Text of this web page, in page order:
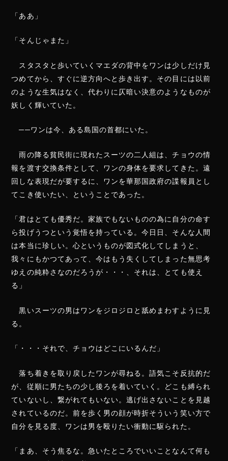
「ああ」
「そんじゃまた」
スタスタと歩いていくマエダの背中をワンは少しだけ見
つめてから、すぐに逆方向へと歩き出す。その目には以前
のような生気はなく、代わりに仄暗い決意のようなものが
妖しく輝いていた。
──ワンは今、ある島国の首都にいた。
雨の降る貧民街に現れたスーツの二人組は、チョウの情
報を渡す交換条件として、ワンの身体を要求してきた。遠
回しな表現だが要するに、ワンを華那国政府の諜報員とし
てこき使いたい、ということであった。
「君はとても優秀だ。家族でもないものの為に自分の命す
ら投げうつという覚悟を持っている。今日日、そんな人間
は本当に珍しい。心というものが図式化してしまうと、
我々にもかつてあって、今はもう失くしてしまった無思考
ゆえの純粋さなのだろうが・・・、それは、とても使え
る」
黒いスーツの男はワンをジロジロと舐めまわすように見
る。
「・・・それで、チョウはどこにいるんだ」
落ち着きを取り戻したワンが尋ねる。語気こそ反抗的だ
が、従順に男たちの少し後ろを着いていく。どこも縛られ
ていないし、繋がれてもいない。逃げ出さないことを見越
されているのだ。前を歩く男の顔が時折そういう笑い方で
自分を見る度、ワンは男を殴りたい衝動に駆られた。
「まあ、そう焦るな。急いたところでいいことなんて何も